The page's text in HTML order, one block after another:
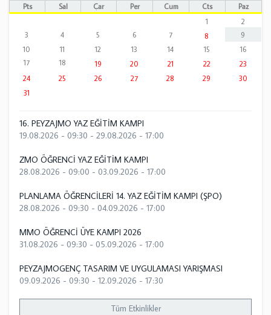
Pts Sal Çar Per Cum Cts
Paz
1
2
3
4 5 6 7 8
9
10
11 12 13 14 15
16
17
18 19 20 21 22
23
24
25 26 27 28 29
30
31
16. PEYZAJMO YAZ EĞİTİM KAMPI
19.08.2026 - 09:30 - 29.08.2026 - 17:00
ZMO ÖĞRENCİ YAZ EĞİTİM KAMPI
28.08.2026 - 09:00 - 03.09.2026 - 17:00
PLANLAMA ÖĞRENCİLERİ 14. YAZ EĞİTİM KAMPI (ŞPO)
28.08.2026 - 09:30 - 04.09.2026 - 17:00
MMO ÖĞRENCİ ÜYE KAMPI 2026
31.08.2026 - 09:30 - 05.09.2026 - 17:00
PEYZAJMOGENÇ TASARIM VE UYGULAMASI YARIŞMASI
09.09.2026 - 09:30 - 12.09.2026 - 17:30
Tüm Etkinlikler